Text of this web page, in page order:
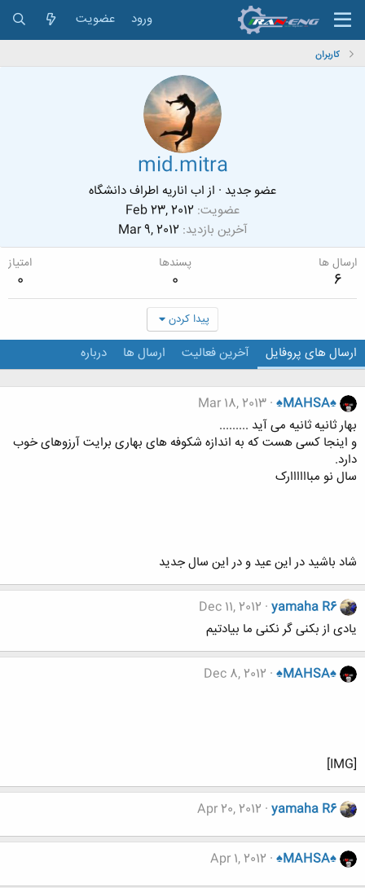
ورود عضویت
کاربران
mid.mitra
عضو جدید · از اب اناریه اطراف دانشگاه
عضویت Feb 23, 2012
آخرین بازدید Mar 9, 2012
ارسال ها
6
پسندها
0
امتیاز
0
پیدا کردن
ارسال های پروفایل آخرین فعالیت ارسال ها درباره
♠MAHSA♠
Mar 18, 2013
بهار ثانیه ثانیه می آید .........
و اینجا کسی هست که به اندازه شکوفه های بهاری برایت آرزوهای خوب
دارد.
سال نو مباااااارک
شاد باشید در این عید و در این سال جدید
yamaha R6
Dec 11, 2012
یادی از بکنی گر نکنی ما بیادتیم
♠MAHSA♠
Dec 8, 2012
[IMG]
yamaha R6
Apr 20, 2012
♠MAHSA♠
Apr 1, 2012